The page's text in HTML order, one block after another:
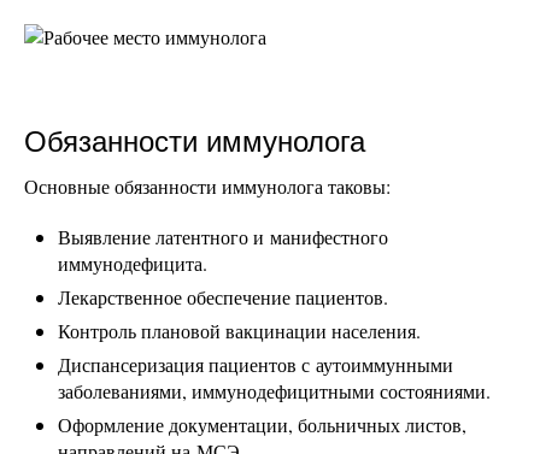
Обязанности иммунолога
Основные обязанности иммунолога таковы:
Выявление латентного и манифестного
иммунодефицита.
Лекарственное обеспечение пациентов.
Контроль плановой вакцинации населения.
Диспансеризация пациентов с аутоиммунными
заболеваниями, иммунодефицитными состояниями.
Оформление документации, больничных листов,